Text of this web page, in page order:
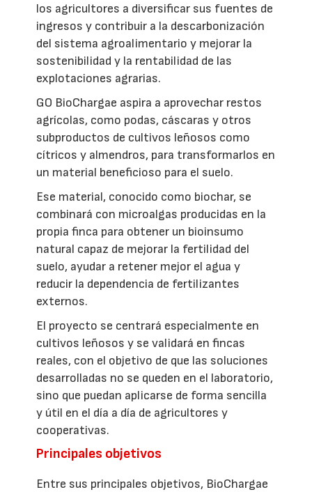
los agricultores a diversificar sus fuentes de
ingresos y contribuir a la descarbonización
del sistema agroalimentario y mejorar la
sostenibilidad y la rentabilidad de las
explotaciones agrarias.
GO BioChargae aspira a aprovechar restos
agrícolas, como podas, cáscaras y otros
subproductos de cultivos leñosos como
cítricos y almendros, para transformarlos en
un material beneficioso para el suelo.
Ese material, conocido como biochar, se
combinará con microalgas producidas en la
propia finca para obtener un bioinsumo
natural capaz de mejorar la fertilidad del
suelo, ayudar a retener mejor el agua y
reducir la dependencia de fertilizantes
externos.
El proyecto se centrará especialmente en
cultivos leñosos y se validará en fincas
reales, con el objetivo de que las soluciones
desarrolladas no se queden en el laboratorio,
sino que puedan aplicarse de forma sencilla
y útil en el día a día de agricultores y
cooperativas.
Principales objetivos
Entre sus principales objetivos, BioChargae